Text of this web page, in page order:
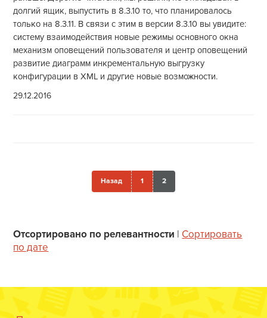
долгий ящик, выпустить в 8.3.10 то, что планировалось
только на 8.3.11. В связи с этим в версии 8.3.10 вы увидите:
систему взаимодействия новые режимы основного окна
механизм оповещений пользователя и центр оповещений
развитие диаграмм инкрементальную выгрузку
конфигурации в XML и другие новые возможности.
29.12.2016
Назад 1 2
Отсортировано по релевантности | Сортировать
по дате